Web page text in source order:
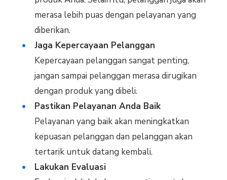
merasa lebih puas dengan pelayanan yang
diberikan.
Jaga Kepercayaan Pelanggan
Kepercayaan pelanggan sangat penting,
jangan sampai pelanggan merasa dirugikan
dengan produk yang dibeli.
Pastikan Pelayanan Anda Baik
Pelayanan yang baik akan meningkatkan
kepuasan pelanggan dan pelanggan akan
tertarik untuk datang kembali.
Lakukan Evaluasi